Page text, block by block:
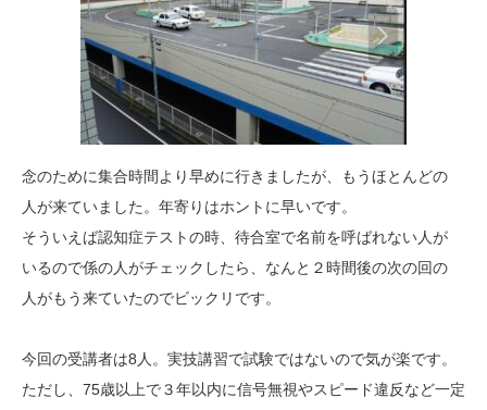
念のために集合時間より早めに行きましたが、もうほとんどの
人が来ていました。年寄りはホントに早いです。
そういえば認知症テストの時、待合室で名前を呼ばれない人が
いるので係の人がチェックしたら、なんと２時間後の次の回の
人がもう来ていたのでビックリです。
今回の受講者は8人。実技講習で試験ではないので気が楽です。
ただし、75歳以上で３年以内に信号無視やスピード違反など一定